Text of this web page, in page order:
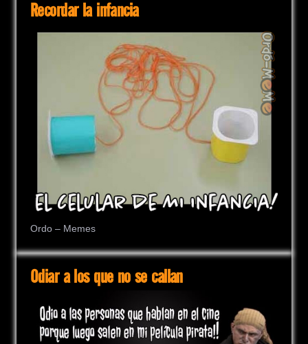
Recordar la infancia
Ordo – Memes
Odiar a los que no se callan